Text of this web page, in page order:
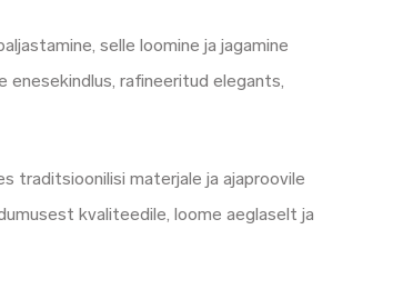
selle loomine ja jagamine
enesekindlus, rafineeritud elegants,
traditsioonilisi materjale ja ajaproovile
kvaliteedile, loome aeglaselt ja